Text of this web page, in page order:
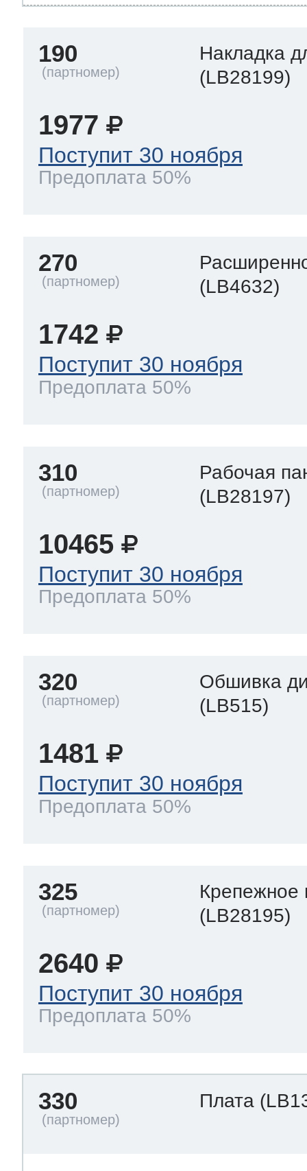
190
Накладка
(LB28199)
1977
Поступит 30 ноября
Предоплата 50%
270
(LB4632)
1742
Поступит 30 ноября
Предоплата 50%
310
Рабочая
(LB28197)
10465
Поступит 30 ноября
Предоплата 50%
320
Обшивка
(LB515)
1481
Поступит 30 ноября
Предоплата 50%
325
Крепежное
(LB28195)
2640
Поступит 30 ноября
Предоплата 50%
330 Плата